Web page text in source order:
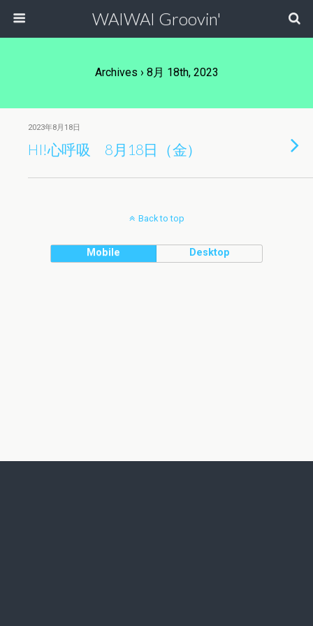
WAIWAI Groovin'
Archives › 8月 18th, 2023
2023年8月18日
HI!心呼吸 8月18日（金）
Back to top
Mobile Desktop